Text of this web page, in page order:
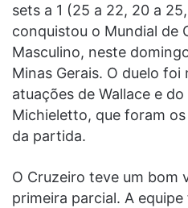
sets a 1 (25 a 22, 20 a
conquistou o Mundial de
Masculino, neste
Minas Gerais. O duelo
atuações de Wallace e
Michieletto, que foram
da partida.
O Cruzeiro teve um bom
primeira parcial. A